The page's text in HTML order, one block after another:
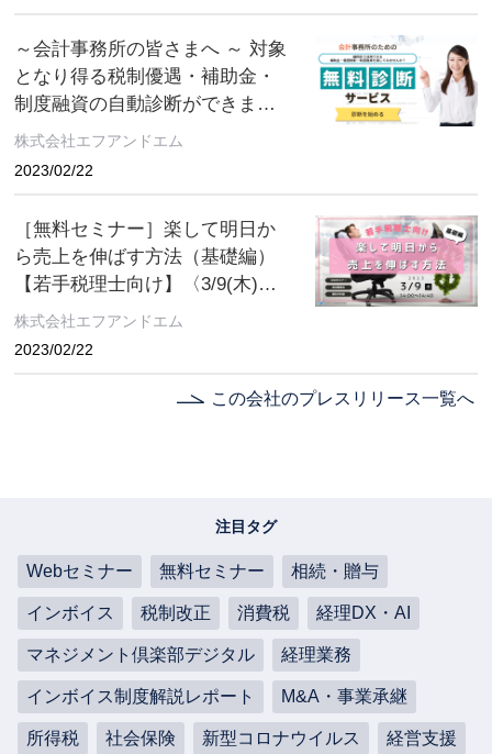
～会計事務所の皆さまへ ～ 対象
となり得る税制優遇・補助金・
制度融資の自動診断ができま
す。 「顧問先で活用できる各種
株式会社エフアンドエム
2023/02/22
［無料セミナー］楽して明日か
ら売上を伸ばす方法（基礎編）
【若手税理士向け】〈3/9(木)開
催〉［事前予約制］
株式会社エフアンドエム
2023/02/22
この会社のプレスリリース一覧へ
注目タグ
Webセミナー 無料セミナー 相続・贈与
インボイス 税制改正 消費税 経理DX・AI
マネジメント倶楽部デジタル 経理業務
インボイス制度解説レポート M&A・事業承継
所得税 社会保険 新型コロナウイルス 経営支援